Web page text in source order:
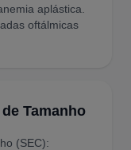
aplástica.
oftálmicas
Tamanho
(SEC):